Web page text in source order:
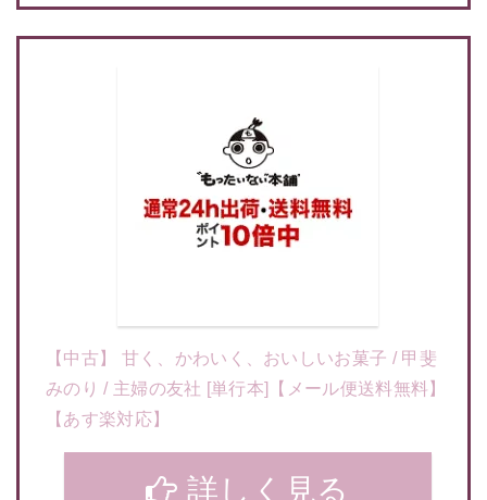
【中古】 甘く、かわいく、おいしいお菓子 / 甲斐
みのり / 主婦の友社 [単行本]【メール便送料無料】
【あす楽対応】
詳しく見る